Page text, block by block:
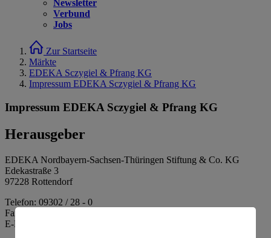
Newsletter
Verbund
Jobs
Zur Startseite
Märkte
EDEKA Sczygiel & Pfrang KG
Impressum EDEKA Sczygiel & Pfrang KG
Impressum EDEKA Sczygiel & Pfrang KG
Herausgeber
EDEKA Nordbayern-Sachsen-Thüringen Stiftung & Co. KG
Edekastraße 3
97228 Rottendorf
Telefon: 09302 / 28 - 0
Fax: 09302 / 28 - 214
E-Mail: info@edeka.de